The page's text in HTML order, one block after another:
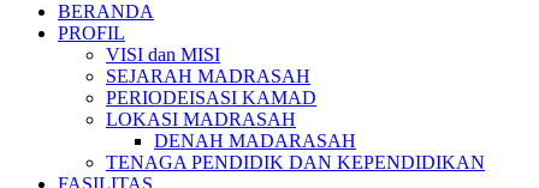
BERANDA
PROFIL
VISI dan MISI
SEJARAH MADRASAH
PERIODEISASI KAMAD
LOKASI MADRASAH
DENAH MADARASAH
TENAGA PENDIDIK DAN KEPENDIDIKAN
FASILITAS